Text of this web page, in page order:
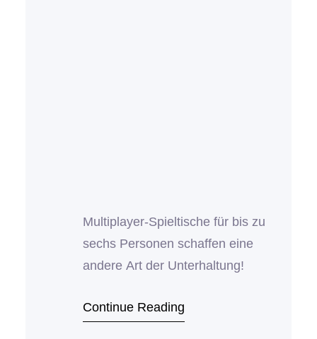
Multiplayer-Spieltische für bis zu
sechs Personen schaffen eine
andere Art der Unterhaltung!
Continue Reading